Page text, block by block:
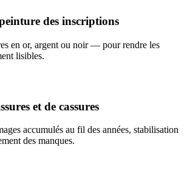
des inscriptions
en or, argent ou noir — pour rendre les
lisibles.
et de cassures
accumulés au fil des années, stabilisation
des manques.